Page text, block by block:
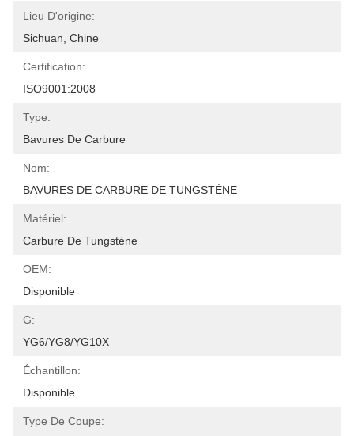
Lieu D'origine:
Sichuan, Chine
Certification:
ISO9001:2008
Type:
Bavures De Carbure
Nom:
BAVURES DE CARBURE DE TUNGSTÈNE
Matériel:
Carbure De Tungstène
OEM:
Disponible
G:
YG6/YG8/YG10X
Échantillon:
Disponible
Type De Coupe: